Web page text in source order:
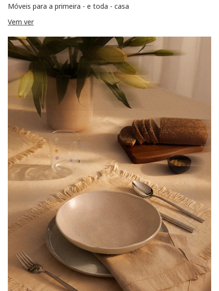
Móveis para a primeira - e toda - casa
Vem ver